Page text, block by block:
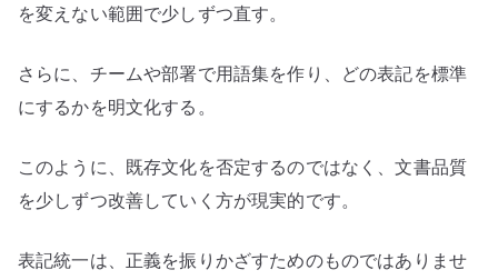
を変えない範囲で少しずつ直す。
さらに、チームや部署で用語集を作り、どの表記を標準
にするかを明文化する。
このように、既存文化を否定するのではなく、文書品質
を少しずつ改善していく方が現実的です。
表記統一は、正義を振りかざすためのものではありませ